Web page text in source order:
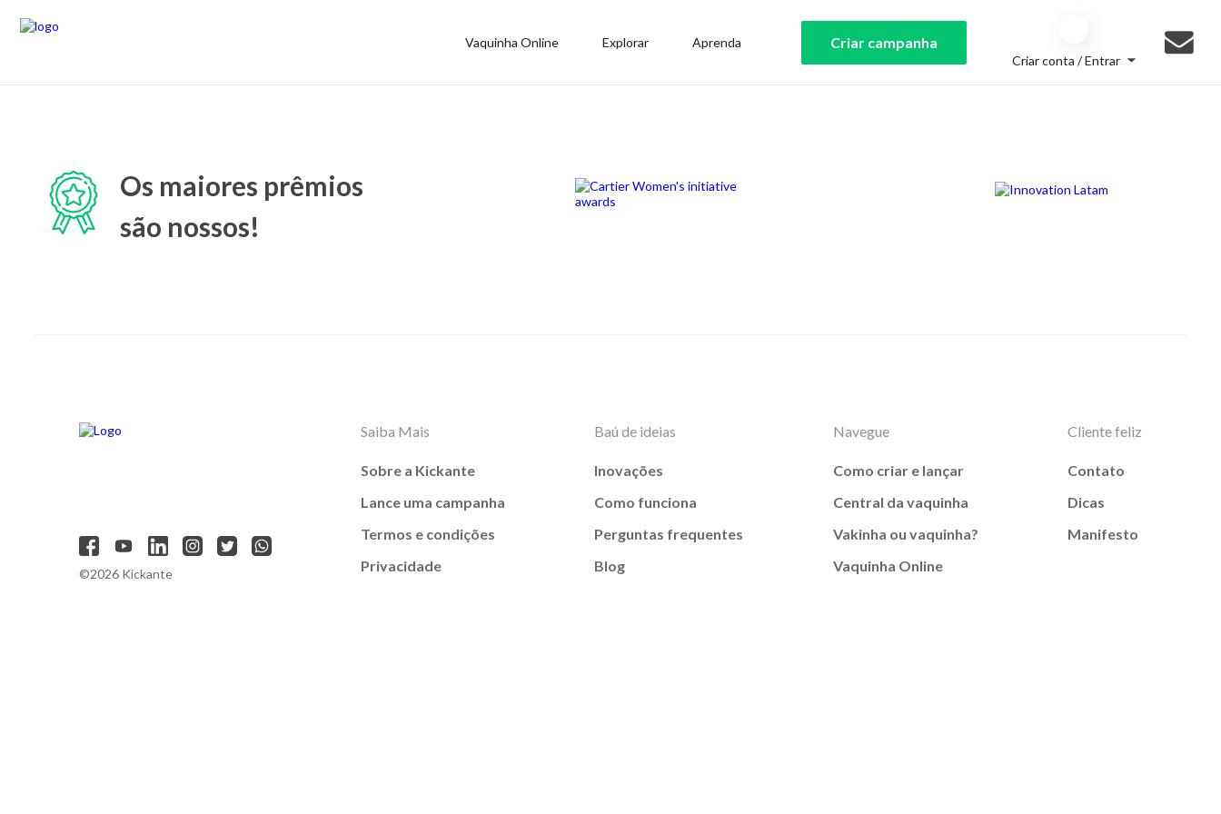
Vaquinha Online Explorar Aprenda Criar campanha
Criar conta / Entrar
Os maiores prêmios
são nossos!
©2026 Kickante
Saiba Mais
Sobre a Kickante
Lance uma campanha
Termos e condições
Privacidade
Baú de ideias
Inovações
Como funciona
Perguntas frequentes
Blog
Navegue
Como criar e lançar
Central da vaquinha
Vakinha ou vaquinha?
Vaquinha Online
Cliente feliz
Contato
Dicas
Manifesto